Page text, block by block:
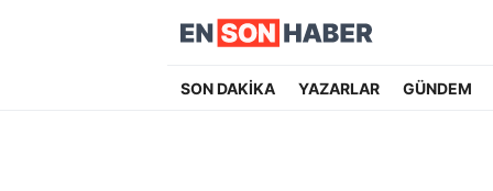
SON DAKİKA YAZARLAR GÜNDEM